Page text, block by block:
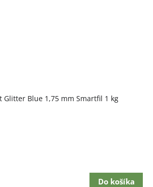
Glitter Blue 1,75 mm Smartfil 1 kg
Do košíka